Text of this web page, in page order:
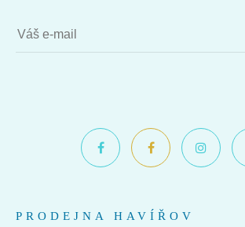
PRODEJNA HAVÍŘOV